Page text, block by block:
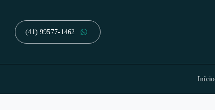
(41) 99577-1462
Início